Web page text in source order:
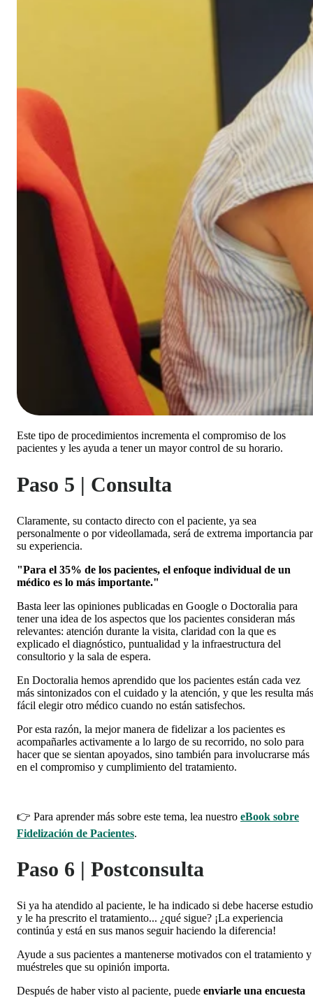
Este tipo de procedimientos incrementa el compromiso de los
pacientes y les ayuda a tener un mayor control de su horario.
Paso 5 | Consulta
Claramente, su contacto directo con el paciente, ya sea
personalmente o por videollamada, será de extrema importancia
su experiencia.
"Para el 35% de los pacientes, el enfoque individual de un
médico es lo más importante."
Basta leer las opiniones publicadas en Google o Doctoralia para
tener una idea de los aspectos que los pacientes consideran más
relevantes: atención durante la visita, claridad con la que es
explicado el diagnóstico, puntualidad y la infraestructura del
consultorio y la sala de espera.
En Doctoralia hemos aprendido que los pacientes están cada vez
más sintonizados con el cuidado y la atención, y que les resulta más
fácil elegir otro médico cuando no están satisfechos.
Por esta razón, la mejor manera de fidelizar a los pacientes es
acompañarles activamente a lo largo de su recorrido, no solo para
hacer que se sientan apoyados, sino también para involucrarse más
en el compromiso y cumplimiento del tratamiento.
👉 Para aprender más sobre este tema, lea nuestro eBook sobre
Fidelización de Pacientes.
Paso 6 | Postconsulta
Si ya ha atendido al paciente, le ha indicado si debe hacerse
y le ha prescrito el tratamiento... ¿qué sigue? ¡La experiencia
continúa y está en sus manos seguir haciendo la diferencia!
Ayude a sus pacientes a mantenerse motivados con el tratamiento y
muéstreles que su opinión importa.
Después de haber visto al paciente, puede enviarle una encuesta